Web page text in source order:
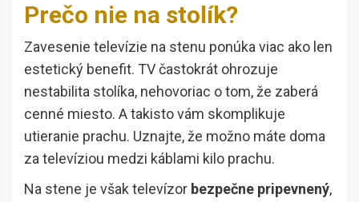
Prečo nie na stolík?
Zavesenie televízie na stenu ponúka viac ako len
estetický benefit. TV častokrát ohrozuje
nestabilita stolíka, nehovoriac o tom, že zaberá
cenné miesto. A takisto vám skomplikuje
utieranie prachu. Uznajte, že možno máte doma
za televíziou medzi káblami kilo prachu.
Na stene je však televízor bezpečne pripevnený,